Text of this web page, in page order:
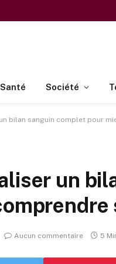
Santé Société
bilan sanguin complet pour
un
Aucun commentaire 5